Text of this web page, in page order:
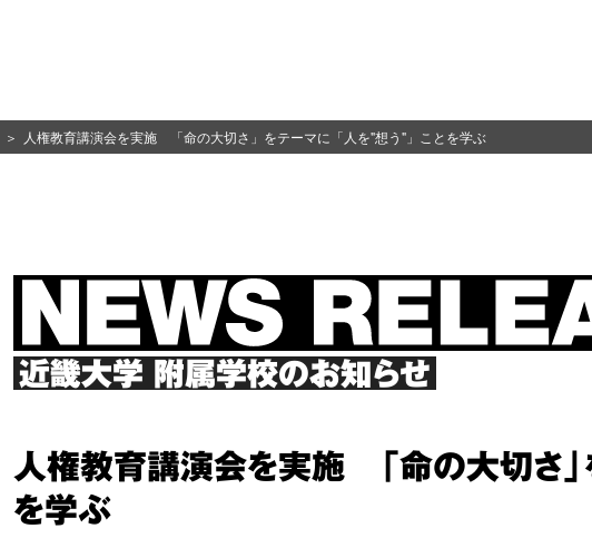
人権教育講演会を実施 「命の大切さ」をテーマに「人を"想う"」ことを学ぶ
近畿大学 附属学校のお知らせ
人権教育講演会を実施 「命の大切さ」
を学ぶ